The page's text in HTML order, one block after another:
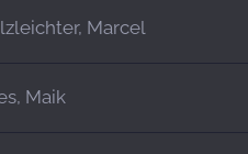
Marcel
Maik